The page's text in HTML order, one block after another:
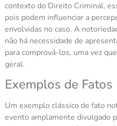
contexto do Direito Criminal,
pois podem influenciar a
envolvidas no caso. A
não há necessidade de
para comprová-los, uma vez
geral.
Exemplos de
Um exemplo clássico de fato
evento amplamente divulgado